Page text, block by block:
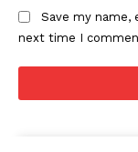
Save my name,
next time I